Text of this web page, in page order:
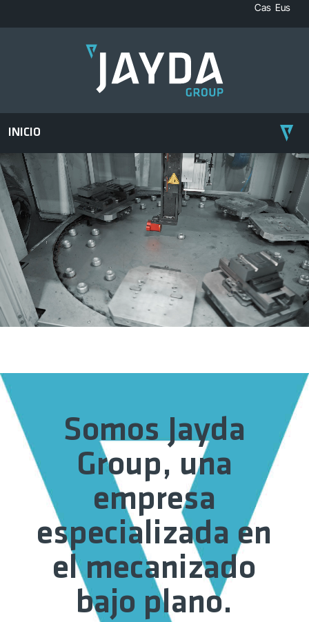
Cas Eus
INICIO
Somos Jayda
Group, una
empresa
especializada en
el mecanizado
bajo plano.